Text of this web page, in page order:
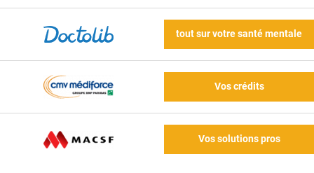
tout sur votre santé mentale
Vos crédits
Vos solutions pros